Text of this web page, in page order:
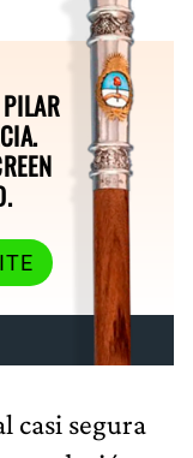
casi segura